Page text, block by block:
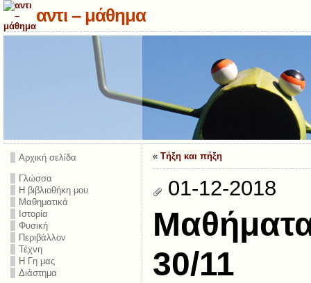
αντι – μάθημα
Αρχική σελίδα
Γλώσσα
Η βιβλιοθήκη μου
Μαθηματικά
Ιστορία
Φυσική
Περιβάλλον
Τέχνη
Η Γη μας
Διάστημα
« Τήξη και πήξη
01-12-2018
30/11